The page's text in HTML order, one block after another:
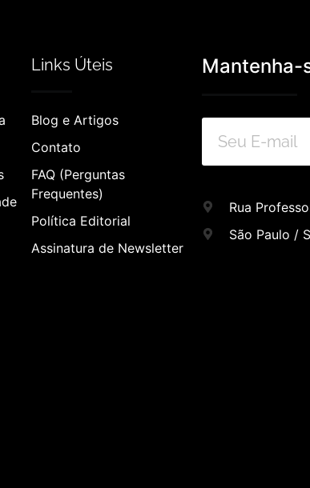
Links Úteis
Blog e Artigos
Contato
FAQ (Perguntas
Frequentes)
Política Editorial
Assinatura de Newsletter
Mantenha-
Rua
São Paulo /